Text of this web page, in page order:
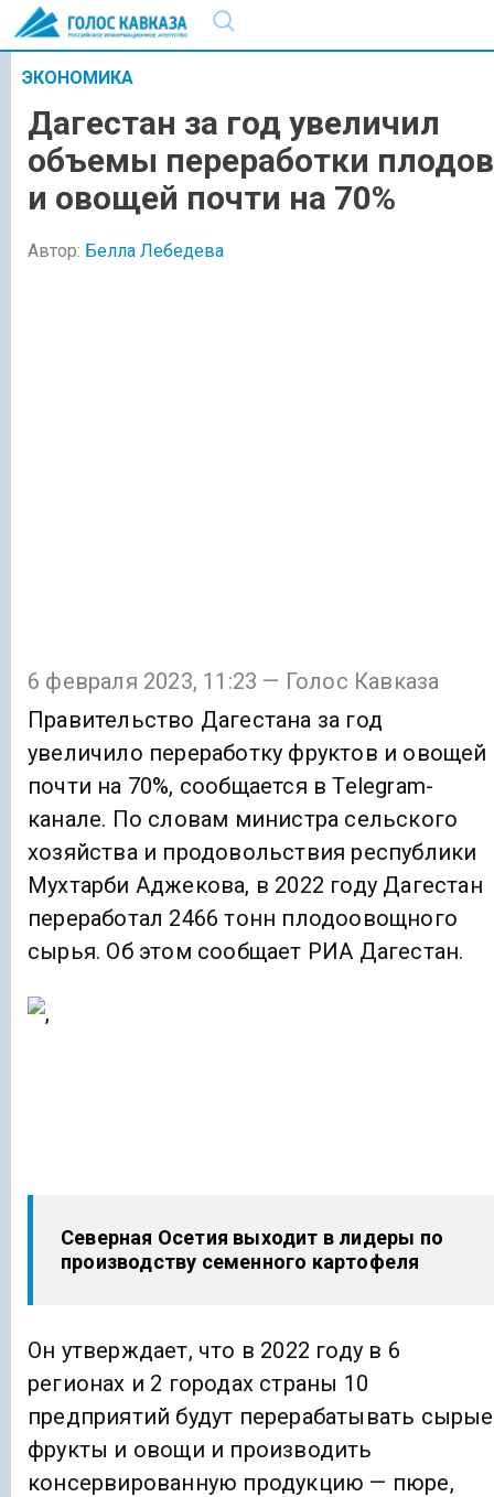
ЭКОНОМИКА
Дагестан за год увеличил
объемы переработки плодов
и овощей почти на 70%
Автор: Белла Лебедева
6 февраля 2023, 11:23 — Голос Кавказа
Правительство Дагестана за год
увеличило переработку фруктов и овощей
почти на 70%, сообщается в Telegram-
канале. По словам министра сельского
хозяйства и продовольствия республики
Мухтарби Аджекова, в 2022 году Дагестан
переработал 2466 тонн плодоовощного
сырья. Об этом сообщает РИА Дагестан.
Северная Осетия выходит в лидеры по
производству семенного картофеля
Он утверждает, что в 2022 году в 6
регионах и 2 городах страны 10
предприятий будут перерабатывать сырые
фрукты и овощи и производить
консервированную продукцию — пюре,